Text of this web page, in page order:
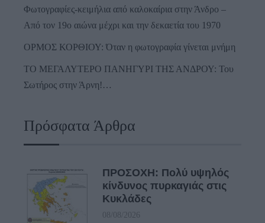
Φωτογραφίες-κειμήλια από καλοκαίρια στην Άνδρο –
Από τον 19ο αιώνα μέχρι και την δεκαετία του 1970
ΟΡΜΟΣ ΚΟΡΘΙΟΥ: Όταν η φωτογραφία γίνεται μνήμη
ΤΟ ΜΕΓΑΛΥΤΕΡΟ ΠΑΝΗΓΥΡΙ ΤΗΣ ΑΝΔΡΟΥ: Του
Σωτήρος στην Άρνη!…
Πρόσφατα Άρθρα
ΠΡΟΣΟΧΗ: Πολύ υψηλός
κίνδυνος πυρκαγιάς στις
Κυκλάδες
08/08/2026